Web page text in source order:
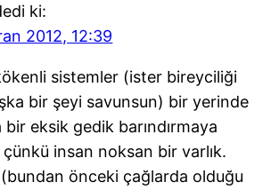
ki:
2012, 12:39
sistemler (ister bireyciliği
bir şeyi savunsun) bir yerinde
eksik gedik barındırmaya
insan noksan bir varlık.
(bundan önceki çağlarda olduğu